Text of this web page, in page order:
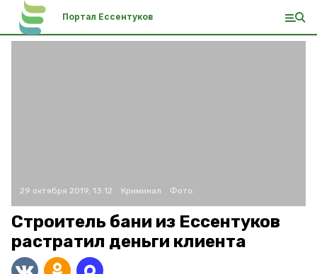
Портал Ессентуков
29 октября 2019, 13:12 Криминал Фото:
Строитель бани из Ессентуков
растратил деньги клиента